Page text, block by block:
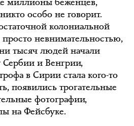
особо не говорит.
колониальной
невнимательностью,
тысяч людей начали
Сербии и Венгрии,
в Сирии стала кого-то
появились трогательные
фотографии,
на Фейсбуке.